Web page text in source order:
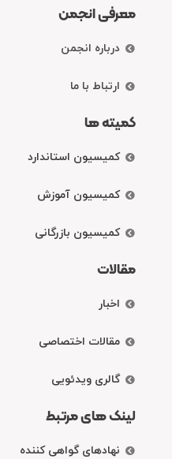
معرفی انجمن
درباره انجمن
ارتباط با ما
کمیته ها
کمیسیون استاندارد
کمیسیون آموزش
کمیسیون بازرگانی
مقالات
اخبار
مقالات اختصاصی
گالری ویدئویی
لینک های مرتبط
نهادهای گواهی کننده